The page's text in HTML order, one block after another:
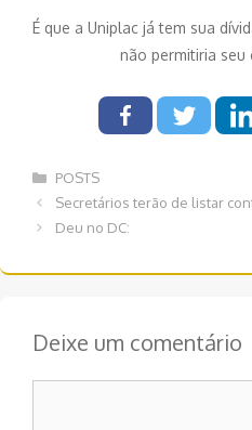
É que a Uniplac já tem sua
não permitiria seu
Categorias
POSTS
Navegação
de
Secretários terão de listar
Deu no DC:
Deixe um comentário